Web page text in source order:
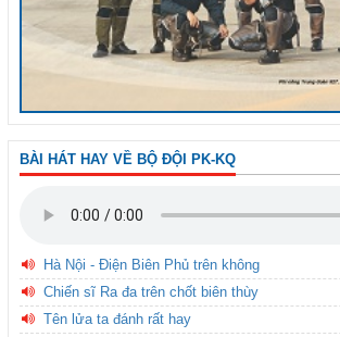
BÀI HÁT HAY VỀ BỘ ĐỘI PK-KQ
Hà Nội - Điện Biên Phủ trên không
Chiến sĩ Ra đa trên chốt biên thùy
Tên lửa ta đánh rất hay